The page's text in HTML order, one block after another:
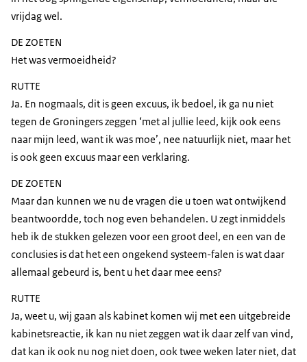
vrijdag wel.
DE ZOETEN
Het was vermoeidheid?
RUTTE
Ja. En nogmaals, dit is geen excuus, ik bedoel, ik ga nu niet
tegen de Groningers zeggen ‘met al jullie leed, kijk ook eens
naar mijn leed, want ik was moe’, nee natuurlijk niet, maar het
is ook geen excuus maar een verklaring.
DE ZOETEN
Maar dan kunnen we nu de vragen die u toen wat ontwijkend
beantwoordde, toch nog even behandelen. U zegt inmiddels
heb ik de stukken gelezen voor een groot deel, en een van de
conclusies is dat het een ongekend systeem-falen is wat daar
allemaal gebeurd is, bent u het daar mee eens?
RUTTE
Ja, weet u, wij gaan als kabinet komen wij met een uitgebreide
kabinetsreactie, ik kan nu niet zeggen wat ik daar zelf van vind,
dat kan ik ook nu nog niet doen, ook twee weken later niet, dat